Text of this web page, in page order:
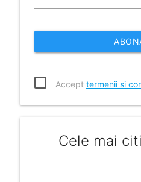
Accept termenii si
Cele mai